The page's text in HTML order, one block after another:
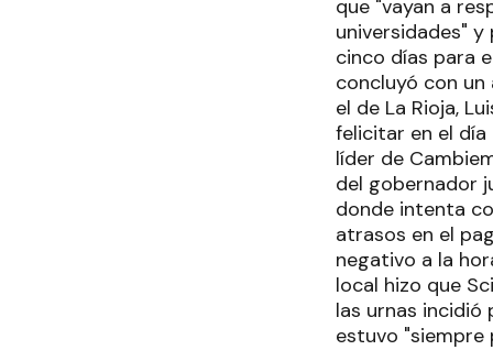
que "vayan a
universidades"
cinco días para
concluyó con un
el de La Rioja,
felicitar en el día
líder de
del gobernador
donde intenta
atrasos en el
negativo a la
local hizo que
las urnas incidió
estuvo "siempre